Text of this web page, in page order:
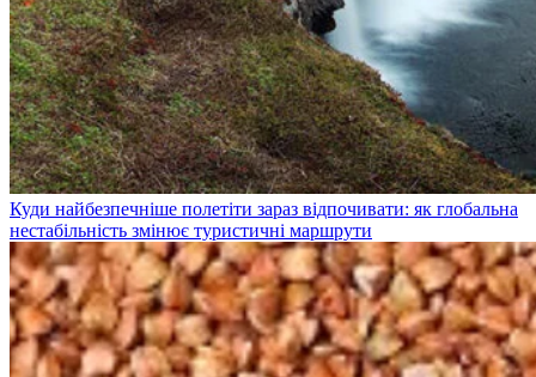
Куди найбезпечніше полетіти зараз відпочивати: як глобальна
нестабільність змінює туристичні маршрути